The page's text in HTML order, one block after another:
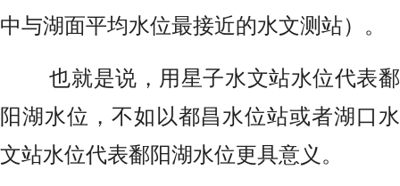
中与湖面平均水位最接近的水文测站）。
也就是说，用星子水文站水位代表鄱
阳湖水位，不如以都昌水位站或者湖口水
文站水位代表鄱阳湖水位更具意义。